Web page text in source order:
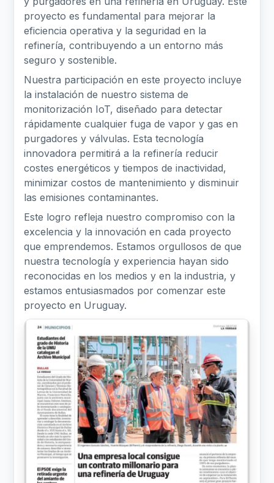
proyecto es fundamental para mejorar la
eficiencia operativa y la seguridad en la
refinería, contribuyendo a un entorno más
seguro y sostenible.
Nuestra participación en este proyecto incluye
la instalación de nuestro sistema de
monitorización IoT, diseñado para detectar
rápidamente cualquier fuga de vapor y gas en
purgadores y válvulas. Esta tecnología
innovadora permitirá a la refinería reducir
costes energéticos y tiempos de inactividad,
minimizar costos de mantenimiento y disminuir
las emisiones contaminantes.
Este logro refleja nuestro compromiso con la
excelencia y la innovación en cada proyecto
que emprendemos. Estamos orgullosos de que
nuestra tecnología y experiencia hayan sido
reconocidas en los medios y en la industria, y
estamos entusiasmados por comenzar este
proyecto en Uruguay.